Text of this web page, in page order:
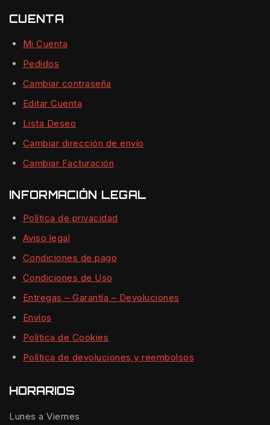
CUENTA
Mi Cuenta
Pedidos
Cambiar contraseña
Editar Cuenta
Lista Deseo
Cambiar dirección de envío
Cambiar Facturación
INFORMACIÓN LEGAL
Política de privacidad
Aviso legal
Condiciones de pago
Condiciones de Uso
Entregas – Garantía – Devoluciones
Envíos
Política de Cookies
Política de devoluciones y reembolsos
HORARIOS
Lunes a Viernes